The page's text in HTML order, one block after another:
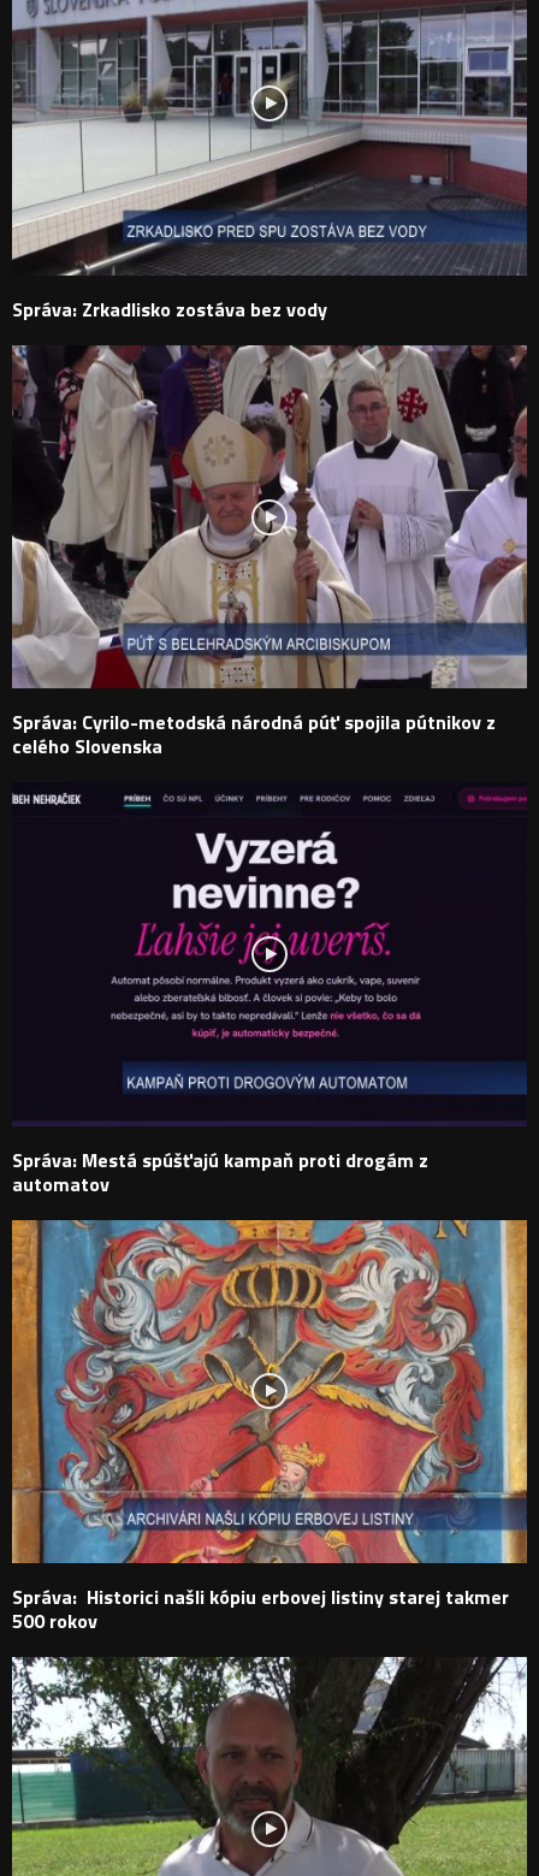
Správa: Zrkadlisko zostáva bez vody
Správa: Cyrilo-metodská národná púť spojila pútnikov z
celého Slovenska
Správa: Mestá spúšťajú kampaň proti drogám z
automatov
Správa: Historici našli kópiu erbovej listiny starej takmer
500 rokov